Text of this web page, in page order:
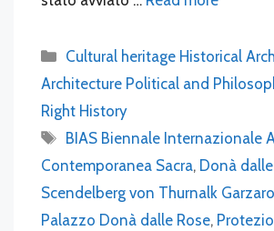
Categories
Cultural heritage Historical
Architecture Political and
Right History
Tags
BIAS Biennale Internazionale
Contemporanea Sacra, Donà
Scendelberg von Thurnalk
Palazzo Donà dalle Rose,